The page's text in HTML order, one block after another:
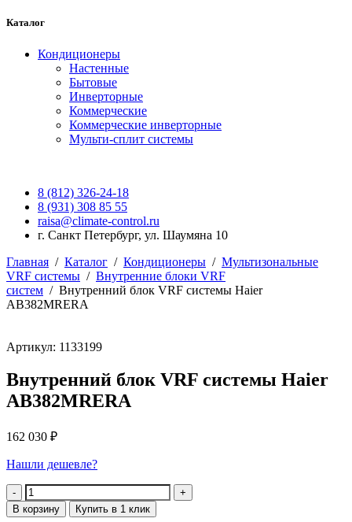
Каталог
Кондиционеры
Настенные
Бытовые
Инверторные
Коммерческие
Коммерческие инверторные
Мульти-сплит системы
8 (812) 326-24-18
8 (931) 308 85 55
raisa@climate-control.ru
г. Санкт Петербург, ул. Шаумяна 10
Главная / Каталог / Кондиционеры / Мультизональные
VRF системы / Внутренние блоки VRF
систем / Внутренний блок VRF системы Haier
AB382MRERA
Артикул: 1133199
Внутренний блок VRF системы Haier
AB382MRERA
162 030 ₽
Нашли дешевле?
Количество
В корзину Купить в 1 клик